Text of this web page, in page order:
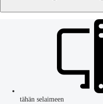
tähän selaimeen